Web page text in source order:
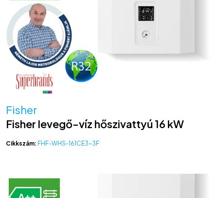
Fisher
Fisher levegő-víz hőszivattyú 16 kW
Cikkszám: FHF-WHS-161CE3-3F